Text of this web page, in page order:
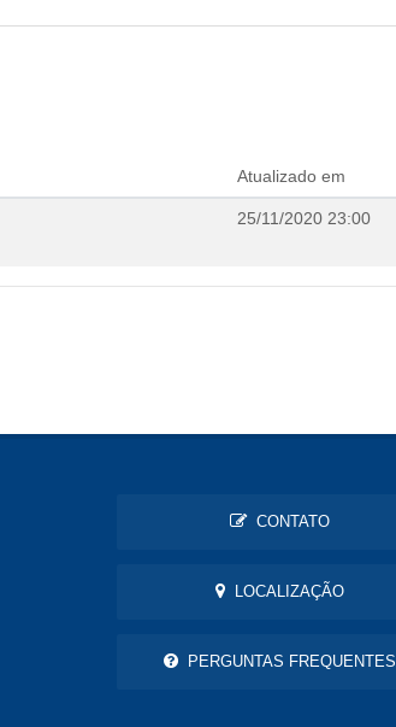
Atualizado em
25/11/2020 23:00
CONTATO
LOCALIZAÇÃO
PERGUNTAS FREQUENTES